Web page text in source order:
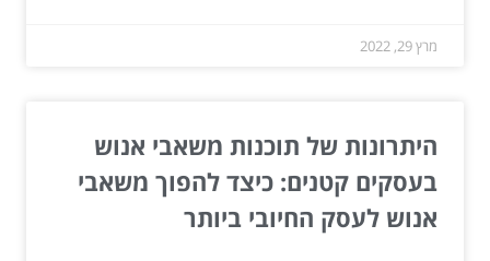
מרץ 29, 2022
היתרונות של תוכנות משאבי אנוש
בעסקים קטנים: כיצד להפוך משאבי
אנוש לעסק החיובי ביותר